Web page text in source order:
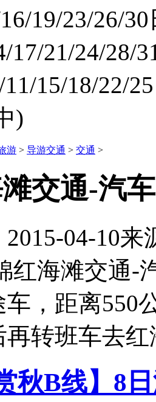
19/23/26/
17/21/24/28/
15/18/22/
)
游 > 导游交通 > 交通 >
交通-汽车
2015-04-10来
红海滩交通-
，距离550
转班车去
秋B线】8